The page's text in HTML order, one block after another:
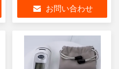
お問い合わせ